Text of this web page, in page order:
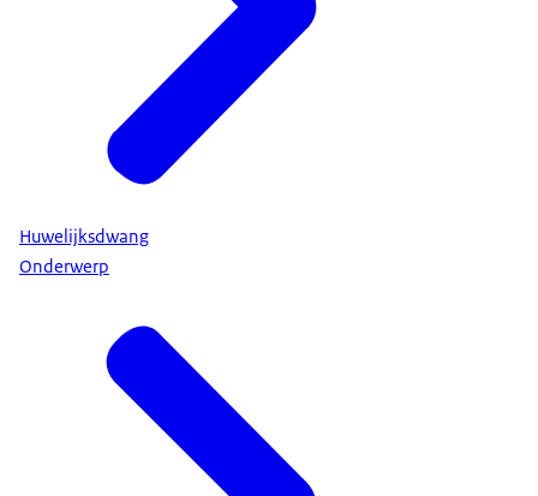
Huwelijksdwang
Onderwerp